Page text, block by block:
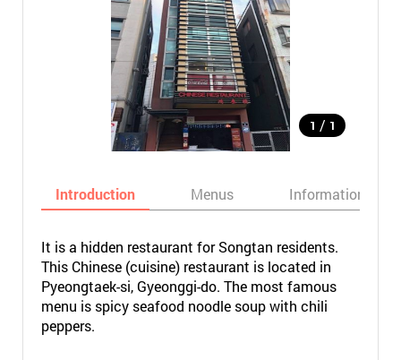
1 / 1
Introduction Menus Informations
It is a hidden restaurant for Songtan residents.
This Chinese (cuisine) restaurant is located in
Pyeongtaek-si, Gyeonggi-do. The most famous
menu is spicy seafood noodle soup with chili
peppers.